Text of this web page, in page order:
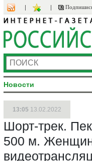
Новости
13:05 13.02.2022
Шорт-трек.
500 м.